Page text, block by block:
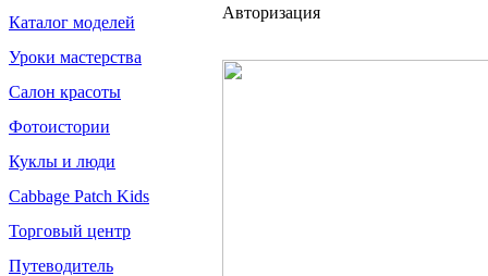
Каталог моделей
Уроки мастерства
Салон красоты
Фотоистории
Куклы и люди
Cabbage Patch Kids
Торговый центр
Путеводитель
Авторизация